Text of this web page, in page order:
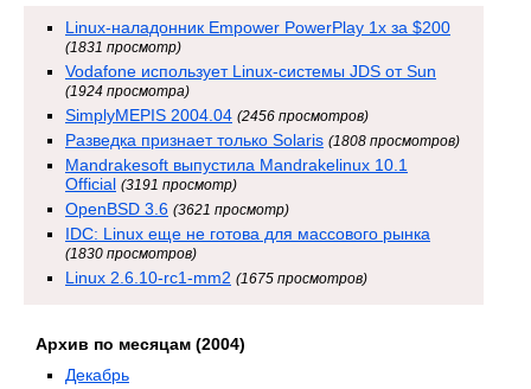
Linux-наладонник Empower PowerPlay 1x за $200
(1831 просмотр)
Vodafone использует Linux-системы JDS от Sun
(1924 просмотра)
SimplyMEPIS 2004.04 (2456 просмотров)
Разведка признает только Solaris (1808 просмотров)
Mandrakesoft выпустила Mandrakelinux 10.1
Official (3191 просмотр)
OpenBSD 3.6 (3621 просмотр)
IDC: Linux еще не готова для массового рынка
(1830 просмотров)
Linux 2.6.10-rc1-mm2 (1675 просмотров)
Архив по месяцам (2004)
Декабрь